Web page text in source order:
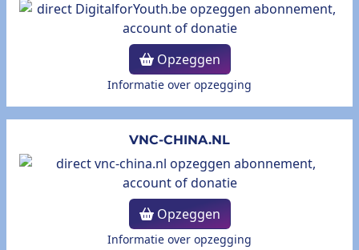
Opzeggen
Informatie over opzegging
VNC-CHINA.NL
Opzeggen
Informatie over opzegging